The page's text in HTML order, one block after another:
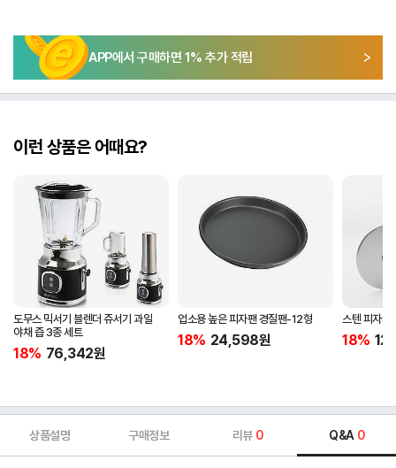
APP에서 구매하면 1% 추가 적립
이런 상품은 어때요?
도무스 믹서기 블렌더 쥬서기 과일
야채 즙 3종 세트
18% 76,342원
업소용 높은 피자팬 경질팬-12형
18% 24,598원
스텐 피자커
18%
상품설명 구매정보 리뷰 0 Q&A 0